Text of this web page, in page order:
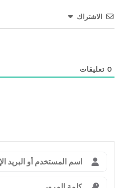
الاشتراك
0 تعليقات